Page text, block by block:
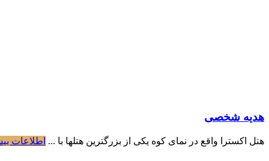
هدیه شخصی
هتل اکسترا واقع در نمای کوه یکی از بزرگترین هتلها با ... اطلاعات